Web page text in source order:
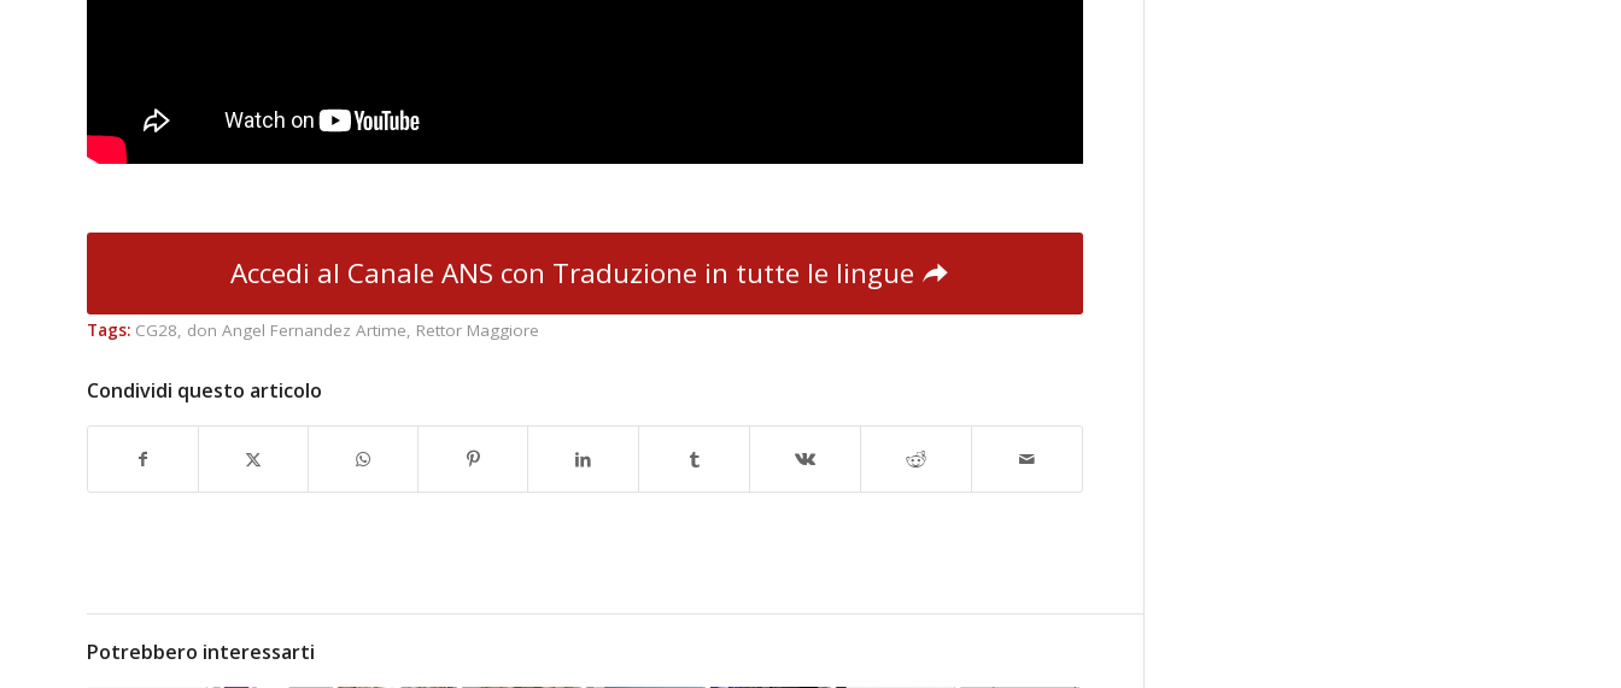
Accedi al Canale ANS con Traduzione in tutte le lingue
Tags: CG28 don Angel Fernandez Artime Rettor Maggiore
Condividi questo articolo
Potrebbero interessarti